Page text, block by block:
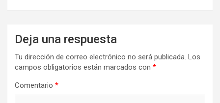
Deja una respuesta
Tu dirección de correo electrónico no será publicada. Los
campos obligatorios están marcados con *
Comentario *